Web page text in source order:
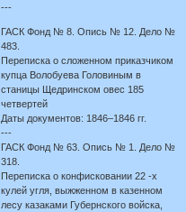
---
ГАСК Фонд № 8. Опись № 12. Дело №
483.
Переписка о сложенном приказчиком
купца Волобуева Головиным в
станицы Щедринском овес 185
четвертей
Даты документов: 1846–1846 гг.
---
ГАСК Фонд № 63. Опись № 1. Дело №
318.
Переписка о конфисковании 22 -х
кулей угля, выжженном в казенном
лесу казаками Губернского войска,